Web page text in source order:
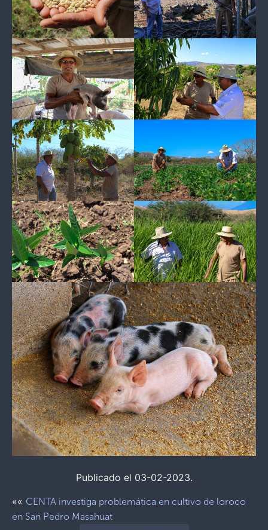
Publicado el 03-02-2023.
«« CENTA investiga problemática en cultivo de loroco
en San Pedro Masahuat